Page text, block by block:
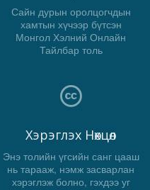
Сайн дурын оролцогчдын
хамтын хүчээр бүтсэн
Монгол Хэлний Онлайн
Тайлбар толь
Хэрэглэх Нөхцөл
Энэ толийн үгсийн санг цааш
нь тарааж, нэмж засварлан
хэрэглэж болно, гэхдээ уг